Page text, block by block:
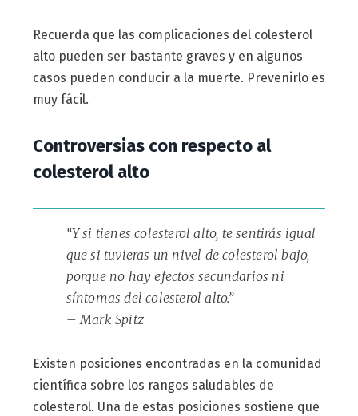
Recuerda que las complicaciones del colesterol
alto pueden ser bastante graves y en algunos
casos pueden conducir a la muerte. Prevenirlo es
muy fácil.
Controversias con respecto al
colesterol alto
“Y si tienes colesterol alto, te sentirás igual
que si tuvieras un nivel de colesterol bajo,
porque no hay efectos secundarios ni
síntomas del colesterol alto.”
– Mark Spitz
Existen posiciones encontradas en la comunidad
científica sobre los rangos saludables de
colesterol. Una de estas posiciones sostiene que